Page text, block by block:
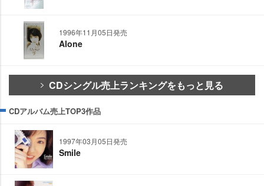
1996年11月05日発売
Alone
CDシングル売上ランキングをもっと見る
CDアルバム売上TOP3作品
1997年03月05日発売
Smile